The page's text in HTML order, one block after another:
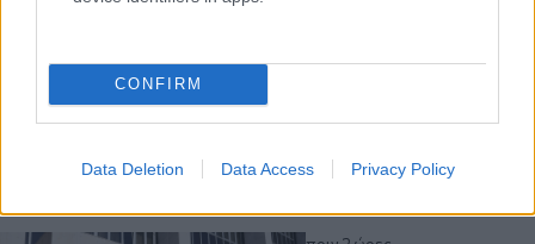
CONFIRM
Data Deletion Data Access Privacy Policy
κανονικά τον Νοέμβριο
του 2028
Κρήτη